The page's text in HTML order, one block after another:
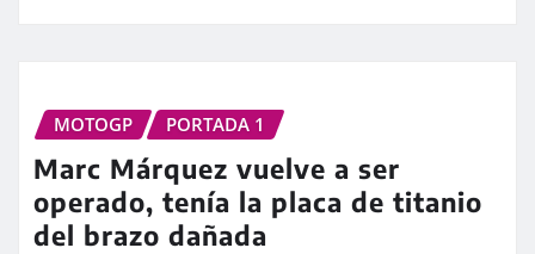
MOTOGP PORTADA 1
Marc Márquez vuelve a ser
operado, tenía la placa de titanio
del brazo dañada